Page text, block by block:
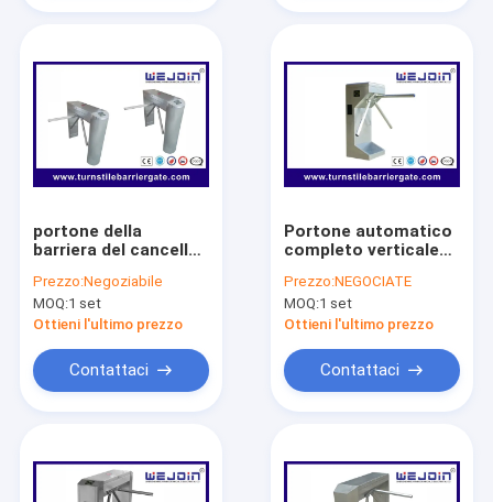
portone della
barriera del cancello
del controllo di
accesso ESD del rfid
dell'acciaio
biblioteca
universitaria
Prezzo:Negoziabile
MOQ:1 set
Ottieni l'ultimo prezzo
Contattaci
Portone automatico
completo verticale
controllo di accesso
di sicurezza
dell'acciaio
cancello girevole 304
del treppiede di RFID
Prezzo:NEGOCIATE
MOQ:1 set
Ottieni l'ultimo prezzo
Contattaci